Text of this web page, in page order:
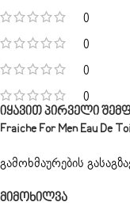
0
0
0
0
Მიმოხილვა
Იყავით Პირველი
Fraiche For Men Eau De
გამოხმაურების